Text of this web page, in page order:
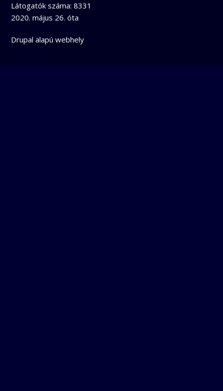
Látogatók száma: 8331
2020. május 26. óta
Drupal alapú webhely